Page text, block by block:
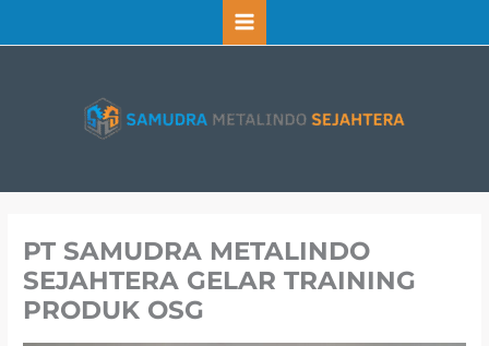
PT SAMUDRA METALINDO
SEJAHTERA GELAR TRAINING
PRODUK OSG